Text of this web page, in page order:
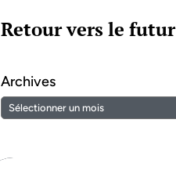
Retour vers le futur
Archives